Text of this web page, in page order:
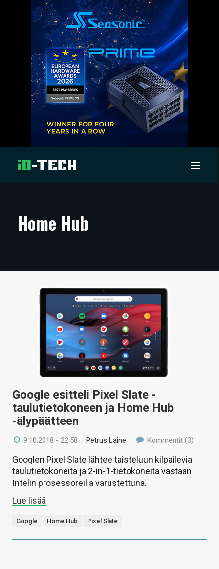
ARTIKKELIT
TECHBBS
VAIHDA TEEMA
HAKU
Home Hub
Google esitteli Pixel Slate -
taulutietokoneen ja Home Hub
-älypäätteen
9.10.2018 - 22:58 /Petrus Laine Kommentit (3)
Googlen Pixel Slate lähtee taisteluun kilpailevia
taulutietokoneita ja 2-in-1-tietokoneita vastaan
Intelin prosessoreilla varustettuna.
Lue lisää
Google Home Hub Pixel Slate